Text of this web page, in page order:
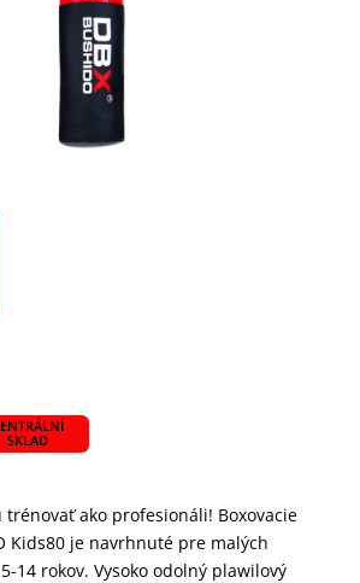
SKLAD
trénovať ako profesionáli! Boxovacie
Kids80 je navrhnuté pre malých
14 rokov. Vysoko odolný plawilový